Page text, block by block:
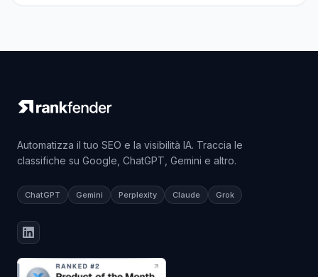
Automatizza il tuo SEO e la visibilità IA. Traccia le
classifiche su Google, ChatGPT, Gemini e altro.
ChatGPT Gemini Perplexity Claude Grok